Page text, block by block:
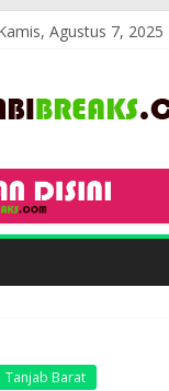
Agustus 7, 2025
Tanjab Barat